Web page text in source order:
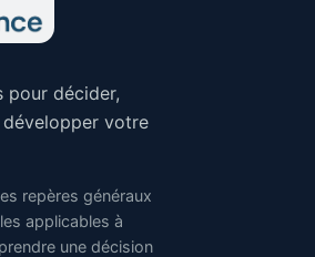
pour décider,
votre
repères généraux
applicables à
une décision